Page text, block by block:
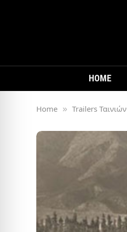
HOME
Home » Trailers Ταινιών